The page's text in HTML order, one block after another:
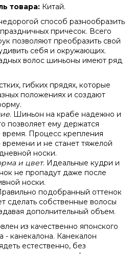
товара: Китай.
способ разнообразить
причесок. Всего
позволяют преобразить свой
себя и окружающих.
волос шиньоны имеют ряд
гибких прядях, которые
положениях и создают
. Шиньон на крабе надежно и
позволяет ему держатся
Процеcс крепления
и не станет тяжелой
носки.
и цвет. Идеальные кудри и
не пропадут даже после
носки.
подобранный оттенок
сделать собственные волосы
дополнительный объем.
из качественно японского
- канекалона. Канекалон
естественно, без